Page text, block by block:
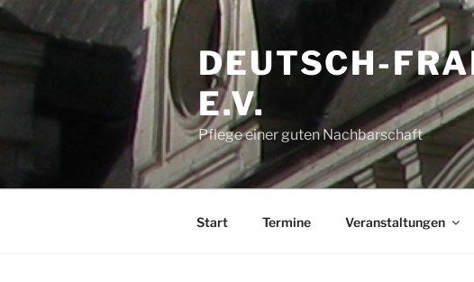
Zum
Inhalt
DEUTSCH-
E.V.
Pflege einer guten Nachbarschaft
Start Termine Veranstaltungen